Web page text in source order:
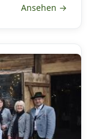
Ansehen →